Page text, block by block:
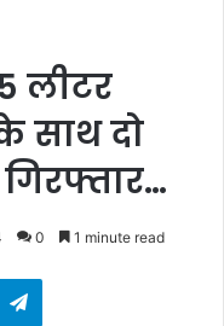
लीटर
साथ दो
0 1 minute read
Telegram